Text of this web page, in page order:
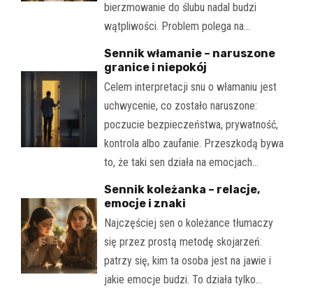
bierzmowanie do ślubu nadal budzi
wątpliwości. Problem polega na…
Sennik włamanie – naruszone
granice i niepokój
Celem interpretacji snu o włamaniu jest
uchwycenie, co zostało naruszone:
poczucie bezpieczeństwa, prywatność,
kontrola albo zaufanie. Przeszkodą bywa
to, że taki sen działa na emocjach…
Sennik koleżanka – relacje,
emocje i znaki
Najczęściej sen o koleżance tłumaczy
się przez prostą metodę skojarzeń:
patrzy się, kim ta osoba jest na jawie i
jakie emocje budzi. To działa tylko…